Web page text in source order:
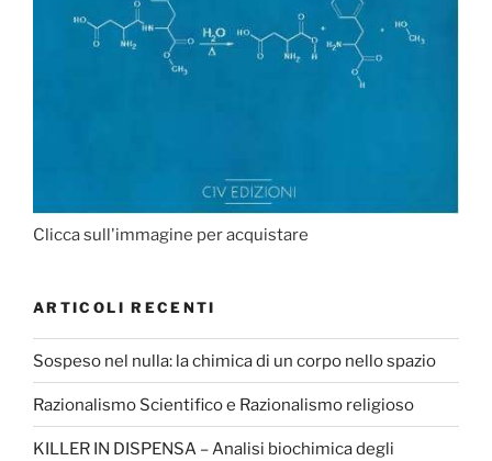
Clicca sull'immagine per acquistare
ARTICOLI RECENTI
Sospeso nel nulla: la chimica di un corpo nello spazio
Razionalismo Scientifico e Razionalismo religioso
KILLER IN DISPENSA – Analisi biochimica degli